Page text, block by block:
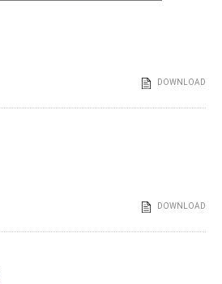
DOWNLOAD
DOWNLOAD